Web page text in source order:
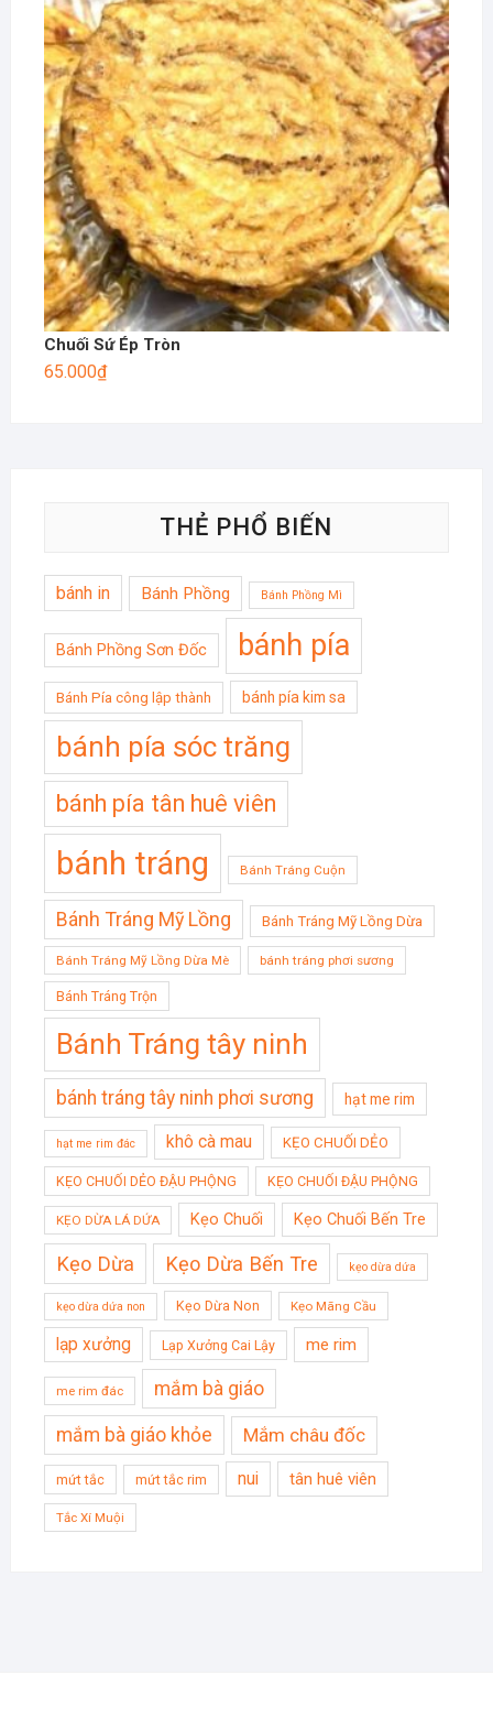
Chuối Sứ Ép Tròn
65.000₫
THẺ PHỔ BIẾN
bánh in Bánh Phồng Bánh Phồng Mì
Bánh Phồng Sơn Đốc bánh pía
Bánh Pía công lập thành bánh pía kim sa
bánh pía sóc trăng
bánh pía tân huê viên
bánh tráng Bánh Tráng Cuộn
Bánh Tráng Mỹ Lồng Bánh Tráng Mỹ Lồng Dừa
Bánh Tráng Mỹ Lồng Dừa Mè bánh tráng phơi sương
Bánh Tráng Trộn
Bánh Tráng tây ninh
bánh tráng tây ninh phơi sương hạt me rim
hạt me rim đác khô cà mau KẸO CHUỐI DẺO
KẸO CHUỐI DẺO ĐẬU PHỘNG KẸO CHUỐI ĐẬU PHỘNG
KẸO DỪA LÁ DỨA Kẹo Chuối Kẹo Chuối Bến Tre
Kẹo Dừa Kẹo Dừa Bến Tre kẹo dừa dứa
kẹo dừa dứa non Kẹo Dừa Non Kẹo Mãng Cầu
lạp xưởng Lạp Xưởng Cai Lậy me rim
me rim đác mắm bà giáo
mắm bà giáo khỏe Mắm châu đốc
mứt tắc mứt tắc rim nui tân huê viên
Tắc Xí Muội